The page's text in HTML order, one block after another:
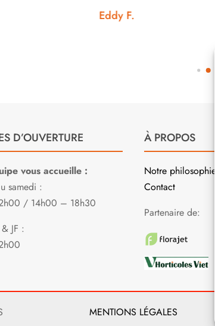
D’OUVERTURE
vous accueille :
samedi :
/ 14h00 – 18h30
JF :
À PROPOS
Notre philosophie
Contact
Partenaire de:
MENTIONS LÉGALES